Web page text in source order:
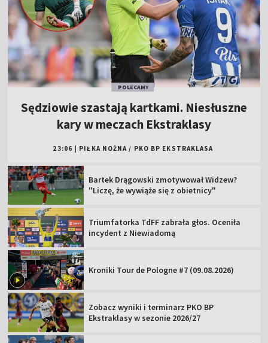
POLECAMY
Sędziowie szastają kartkami. Niesłuszne
kary w meczach Ekstraklasy
23:06 | PIŁKA NOŻNA / PKO BP EKSTRAKLASA
Bartek Drągowski zmotywował Widzew?
"Liczę, że wywiąże się z obietnicy"
Triumfatorka TdFF zabrała głos. Oceniła
incydent z Niewiadomą
Kroniki Tour de Pologne #7 (09.08.2026)
Zobacz wyniki i terminarz PKO BP
Ekstraklasy w sezonie 2026/27